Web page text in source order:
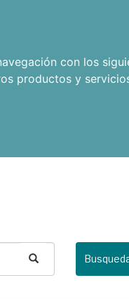
con los
productos y